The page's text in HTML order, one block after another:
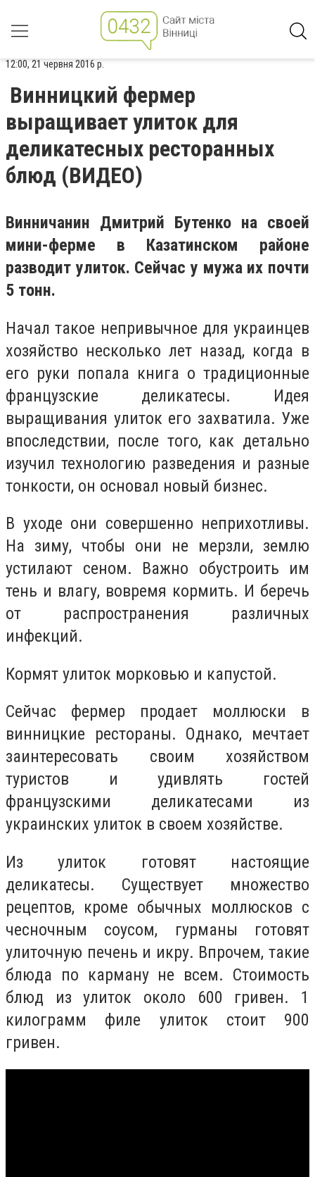
12:00, 21 червня 2016 р.
Винницкий фермер
выращивает улиток для
деликатесных ресторанных
блюд (ВИДЕО)
Винничанин Дмитрий Бутенко на своей
мини-ферме в Казатинском районе
разводит улиток. Сейчас у мужа их почти
5 тонн.
Начал такое непривычное для украинцев
хозяйство несколько лет назад, когда в
его руки попала книга о традиционные
французские деликатесы. Идея
выращивания улиток его захватила. Уже
впоследствии, после того, как детально
изучил технологию разведения и разные
тонкости, он основал новый бизнес.
В уходе они совершенно неприхотливы.
На зиму, чтобы они не мерзли, землю
устилают сеном. Важно обустроить им
тень и влагу, вовремя кормить. И беречь
от распространения различных
инфекций.
Кормят улиток морковью и капустой.
Сейчас фермер продает моллюски в
винницкие рестораны. Однако, мечтает
заинтересовать своим хозяйством
туристов и удивлять гостей
французскими деликатесами из
украинских улиток в своем хозяйстве.
Из улиток готовят настоящие
деликатесы. Существует множество
рецептов, кроме обычных моллюсков с
чесночным соусом, гурманы готовят
улиточную печень и икру. Впрочем, такие
блюда по карману не всем. Стоимость
блюд из улиток около 600 гривен. 1
килограмм филе улиток стоит 900
гривен.